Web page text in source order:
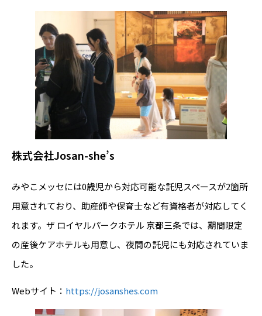
株式会社Josan-she’s
みやこメッセには0歳児から対応可能な託児スペースが2箇所
用意されており、助産師や保育士など有資格者が対応してく
れます。ザ ロイヤルパークホテル 京都三条では、期間限定
の産後ケアホテルも用意し、夜間の託児にも対応されていま
した。
Webサイト： https://josanshes.com